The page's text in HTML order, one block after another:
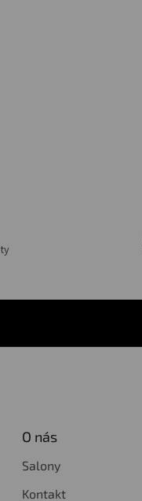
O nás
Salony
Kontakt